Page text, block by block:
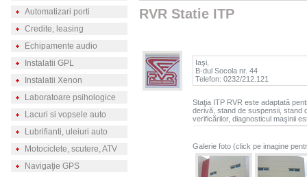
Automatizari porti
Credite, leasing
Echipamente audio
Instalatii GPL
Instalatii Xenon
Laboratoare psihologice
Lacuri si vopsele auto
Lubrifianti, uleiuri auto
Motociclete, scutere, ATV
Navigaţie GPS
RVR Statie ITP
Iaşi,
B-dul Socola nr. 44
Telefon: 0232/212.121
Staţia ITP RVR este adaptată
derivă, stand de suspensii, stand
verificărilor, diagnosticul maşinii
Galerie foto (click pe imagine